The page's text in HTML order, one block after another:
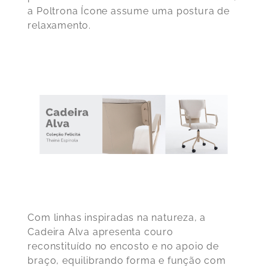
a Poltrona Ícone assume uma postura de
relaxamento.
Com linhas inspiradas na natureza, a
Cadeira Alva apresenta couro
reconstituído no encosto e no apoio de
braço, equilibrando forma e função com